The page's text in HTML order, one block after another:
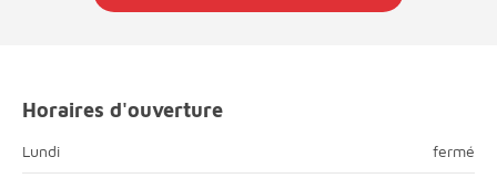
Horaires d'ouverture
Lundi fermé
fermé